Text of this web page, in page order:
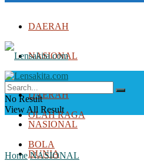
DAERAH
NASIONAL
DUNIA
OLAH RAGA
BOLA
DAERAH
NASIONAL
DUNIA
No Result
View All Result
Home NASIONAL